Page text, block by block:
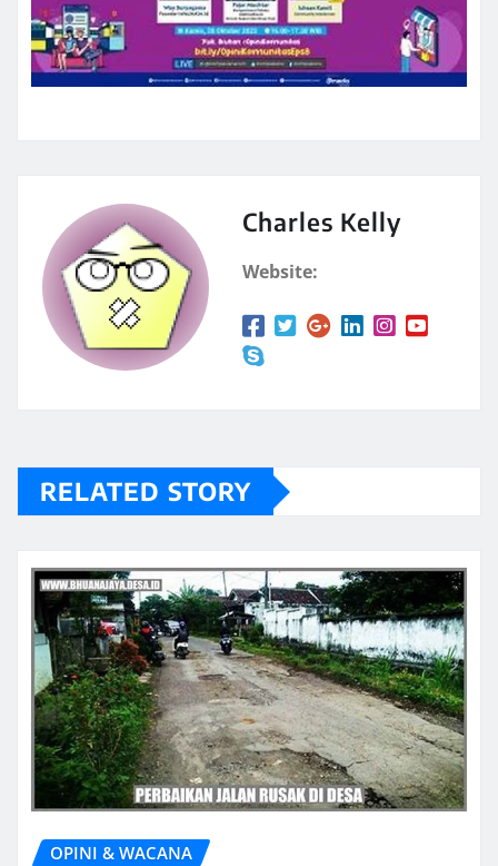
Charles Kelly
Website:
RELATED STORY
OPINI & WACANA